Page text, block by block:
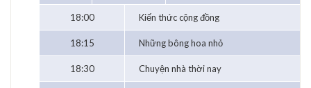
18:00 Kiến thức cộng đồng
18:15 Những bông hoa nhỏ
18:30 Chuyện nhà thời nay